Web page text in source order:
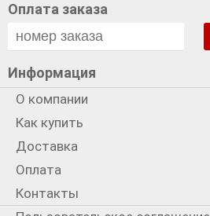
Оплата заказа
Информация
О компании
Как купить
Доставка
Оплата
Контакты